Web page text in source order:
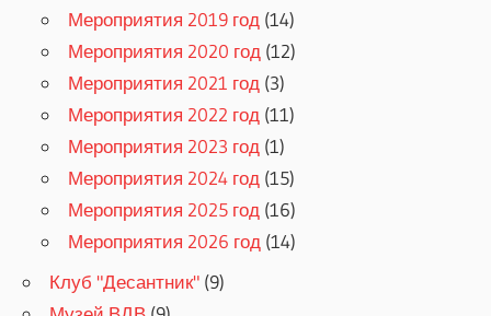
Мероприятия 2019 год (14)
Мероприятия 2020 год (12)
Мероприятия 2021 год (3)
Мероприятия 2022 год (11)
Мероприятия 2023 год (1)
Мероприятия 2024 год (15)
Мероприятия 2025 год (16)
Мероприятия 2026 год (14)
Клуб "Десантник" (9)